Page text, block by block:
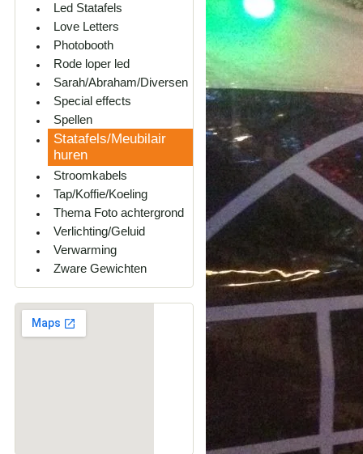
Led Statafels
Love Letters
Photobooth
Rode loper led
Sarah/Abraham/Diversen
Special effects
Spellen
Statafels/Meubilair
huren
Stroomkabels
Tap/Koffie/Koeling
Thema Foto achtergrond
Verlichting/Geluid
Verwarming
Zware Gewichten